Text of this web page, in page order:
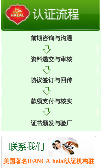
前期咨询与沟通
资料递交与审核
协议签订与回传
款项支付与核实
证书颁发与验厂
美国著名IFANCA-halal认证机构驻